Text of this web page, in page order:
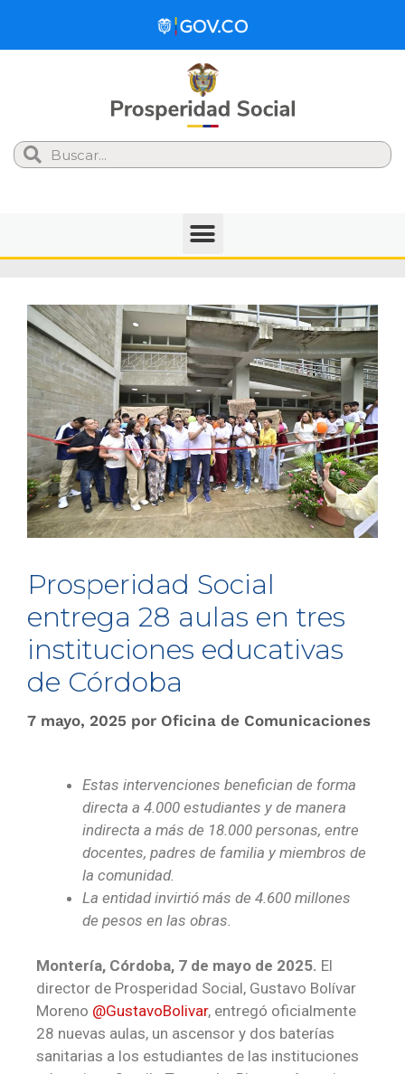
Search
Prosperidad Social
entrega 28 aulas en tres
instituciones educativas
de Córdoba
7 mayo, 2025 por Oficina de Comunicaciones
Estas intervenciones benefician de forma
directa a 4.000 estudiantes y de manera
indirecta a más de 18.000 personas, entre
docentes, padres de familia y miembros de
la comunidad.
La entidad invirtió más de 4.600 millones
de pesos en las obras.
Montería, Córdoba, 7 de mayo de 2025. El
director de Prosperidad Social, Gustavo Bolívar
Moreno @GustavoBolivar, entregó oficialmente
28 nuevas aulas, un ascensor y dos baterías
sanitarias a los estudiantes de las instituciones